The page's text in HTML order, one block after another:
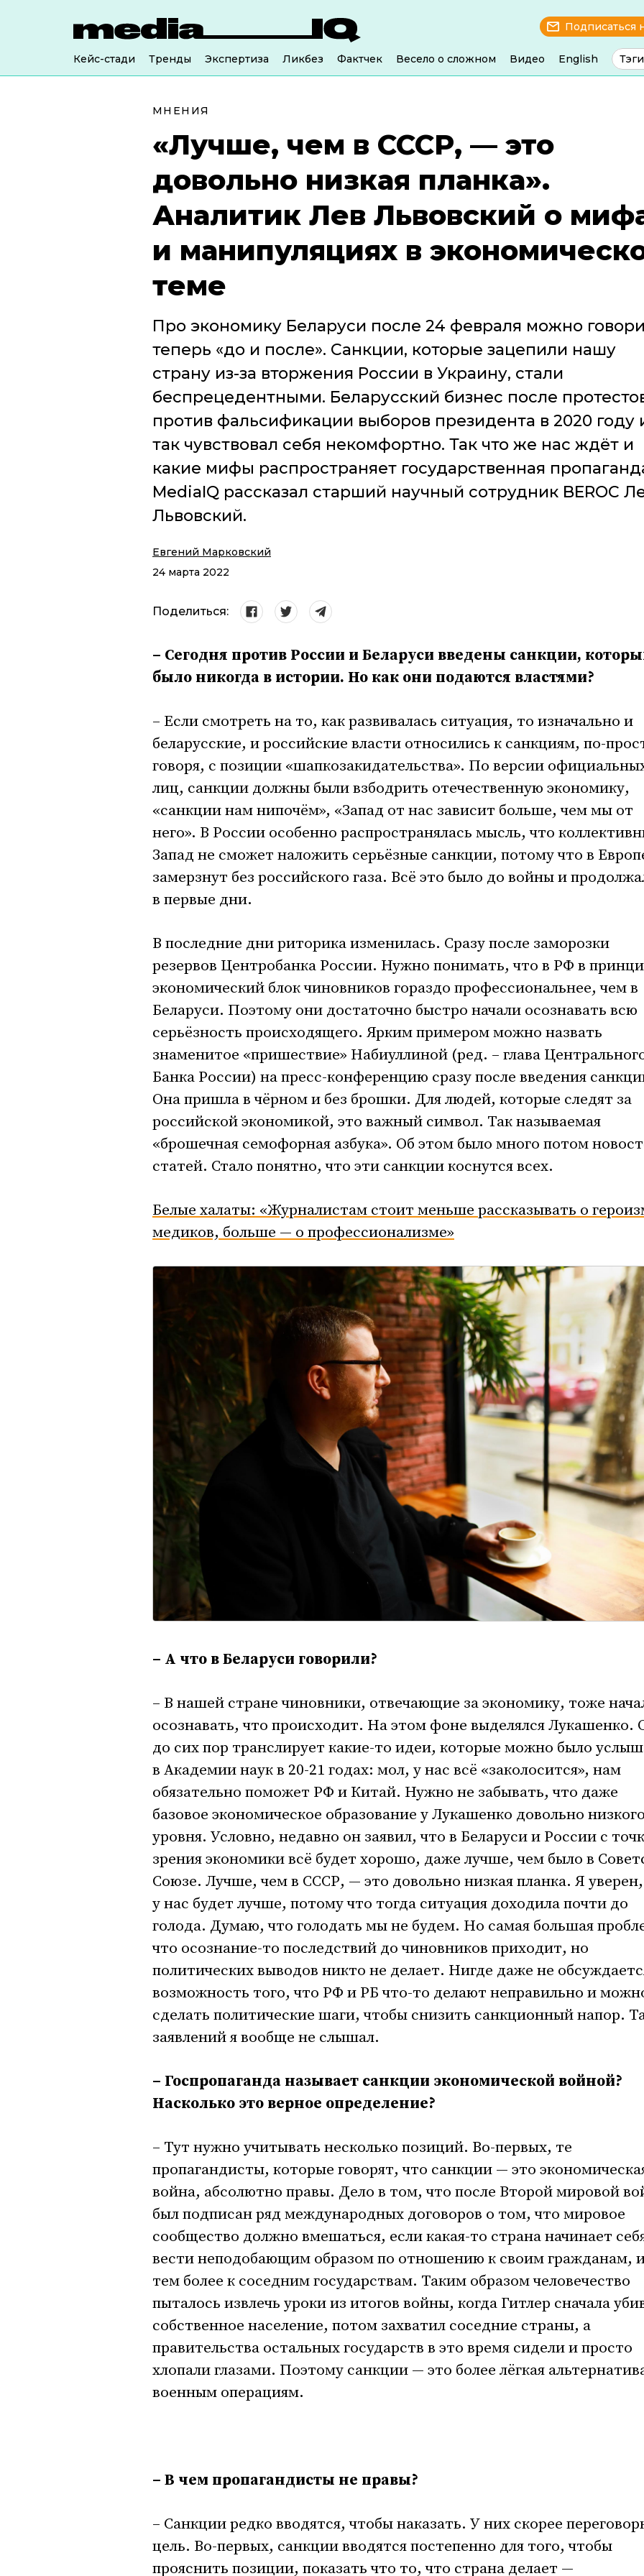
Подписаться
Кейс-стади Тренды Экспертиза Ликбез Фактчек Весело о сложном Видео English Тэги
МНЕНИЯ
«Лучше, чем в СССР, ­— это
довольно низкая планка».
Аналитик Лев Львовский о
и манипуляциях в
теме
Про экономику Беларуси после 24 февраля можно
теперь «до и после». Санкции, которые зацепили нашу
страну из-за вторжения России в Украину, стали
беспрецедентными. Беларусский бизнес после
против фальсификации выборов президента в 2020 году
так чувствовал себя некомфортно. Так что же нас ждёт и
какие мифы распространяет государственная
MediaIQ рассказал старший научный сотрудник BEROC
Львовский.
Евгений Марковский
24 марта 2022
Поделиться:
– Сегодня против России и Беларуси введены санкции,
было никогда в истории. Но как они подаются властями?
– Если смотреть на то, как развивалась ситуация, то изначально и
беларусские, и российские власти относились к санкциям, по-
говоря, с позиции «шапкозакидательства». По версии
лиц, санкции должны были взбодрить отечественную экономику,
«санкции нам нипочём», «Запад от нас зависит больше, чем мы от
него». В России особенно распространялась мысль, что
Запад не сможет наложить серьёзные санкции, потому что в
замерзнут без российского газа. Всё это было до войны и
в первые дни.
В последние дни риторика изменилась. Сразу после заморозки
резервов Центробанка России. Нужно понимать, что в РФ в
экономический блок чиновников гораздо профессиональнее, чем в
Беларуси. Поэтому они достаточно быстро начали осознавать всю
серьёзность происходящего. Ярким примером можно назвать
знаменитое «пришествие» Набиуллиной (ред. – глава
Банка России) на пресс-конференцию сразу после введения
Она пришла в чёрном и без брошки. Для людей, которые следят за
российской экономикой, это важный символ. Так называемая
«брошечная семофорная азбука». Об этом было много потом
статей. Стало понятно, что эти санкции коснутся всех.
Белые халаты: «Журналистам стоит меньше рассказывать о
медиков, больше — о профессионализме»
– А что в Беларуси говорили?
– В нашей стране чиновники, отвечающие за экономику, тоже
осознавать, что происходит. На этом фоне выделялся Лукашенко.
до сих пор транслирует какие-то идеи, которые можно было
в Академии наук в 20-21 годах: мол, у нас всё «заколосится», нам
обязательно поможет РФ и Китай. Нужно не забывать, что даже
базовое экономическое образование у Лукашенко довольно низкого
уровня. Условно, недавно он заявил, что в Беларуси и России с
зрения экономики всё будет хорошо, даже лучше, чем было в
Союзе. Лучше, чем в СССР, ­— это довольно низкая планка. Я
у нас будет лучше, потому что тогда ситуация доходила почти до
голода. Думаю, что голодать мы не будем. Но самая большая
что осознание-то последствий до чиновников приходит, но
политических выводов никто не делает. Нигде даже не
возможность того, что РФ и РБ что-то делают неправильно и
сделать политические шаги, чтобы снизить санкционный напор.
заявлений я вообще не слышал.
– Госпропаганда называет санкции экономической войной?
Насколько это верное определение?
– Тут нужно учитывать несколько позиций. Во-первых, те
пропагандисты, которые говорят, что санкции — это
война, абсолютно правы. Дело в том, что после Второй мировой
был подписан ряд международных договоров о том, что мировое
сообщество должно вмешаться, если какая-то страна начинает
вести неподобающим образом по отношению к своим гражданам,
тем более к соседним государствам. Таким образом человечество
пыталось извлечь уроки из итогов войны, когда Гитлер сначала
собственное население, потом захватил соседние страны, а
правительства остальных государств в это время сидели и просто
хлопали глазами. Поэтому санкции — это более лёгкая
военным операциям.
– В чем пропагандисты не правы?
– Санкции редко вводятся, чтобы наказать. У них скорее
цель. Во-первых, санкции вводятся постепенно для того, чтобы
прояснить позиции, показать что то, что страна делает —